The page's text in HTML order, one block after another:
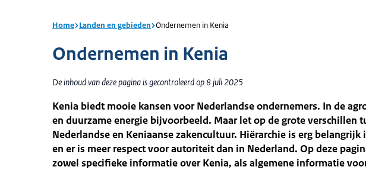
Home Landen en gebieden Ondernemen in Kenia
Ondernemen in Kenia
De inhoud van deze pagina is gecontroleerd op 8 juli 2025
Kenia biedt mooie kansen voor Nederlandse ondernemers. In de
en duurzame energie bijvoorbeeld. Maar let op de grote verschillen
Nederlandse en Keniaanse zakencultuur. Hiërarchie is erg belangrijk
en er is meer respect voor autoriteit dan in Nederland. Op deze
zowel specifieke informatie over Kenia, als algemene informatie